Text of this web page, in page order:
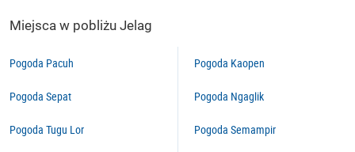
Miejsca w pobliżu Jelag
Pogoda Pacuh
Pogoda Sepat
Pogoda Tugu Lor
Pogoda Kaopen
Pogoda Ngaglik
Pogoda Semampir